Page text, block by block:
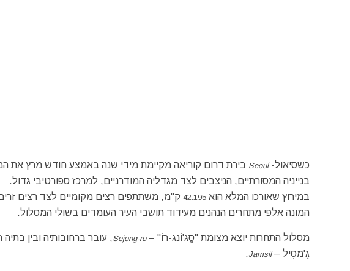
כשסיאול-Seoul בירת דרום קוריאה מקיימת מידי שנה באמצע חודש מרץ את
בנייניה המסורתיים, הניצבים לצד מגדליה המודרניים, למרכז ספורטיבי גדול.
במירוץ שאורכו המלא הוא 42.195ק"מ, משתתפים רצים מקומיים לצד רצים
המונה אלפי מתחרים הנהנים מעידוד תושבי העיר העומדים בשולי המסלול.
מסלול התחרות יוצא מצומת "סֱג'וֹנג-רוֹ" –Sejong-ro, עובר ברחובותיה ובין
גָ'מסִיל –Jamsil
.